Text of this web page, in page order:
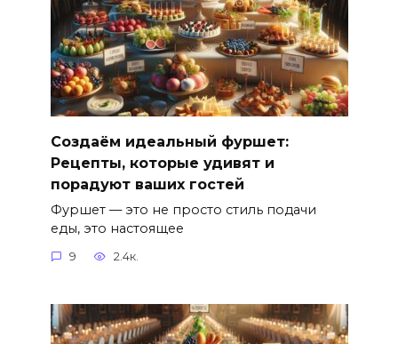
Создаём идеальный фуршет:
Рецепты, которые удивят и
порадуют ваших гостей
Фуршет — это не просто стиль подачи
еды, это настоящее
9 2.4к.